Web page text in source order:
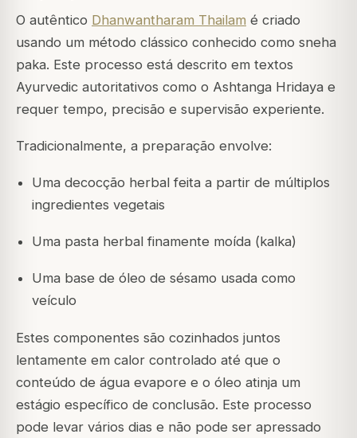
O autêntico Dhanwantharam Thailam é criado
usando um método clássico conhecido como sneha
paka. Este processo está descrito em textos
Ayurvedic autoritativos como o Ashtanga Hridaya e
requer tempo, precisão e supervisão experiente.
Tradicionalmente, a preparação envolve:
Uma decocção herbal feita a partir de múltiplos
ingredientes vegetais
Uma pasta herbal finamente moída (kalka)
Uma base de óleo de sésamo usada como
veículo
Estes componentes são cozinhados juntos
lentamente em calor controlado até que o
conteúdo de água evapore e o óleo atinja um
estágio específico de conclusão. Este processo
pode levar vários dias e não pode ser apressado